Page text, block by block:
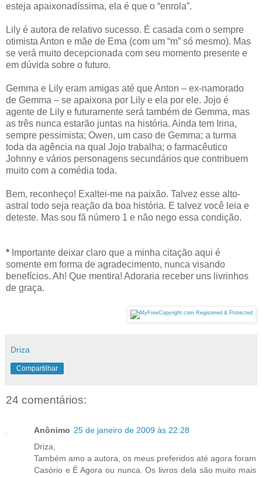
esteja apaixonadíssima, ela é que o “enrola”.
Lily é autora de relativo sucesso. É casada com o sempre
otimista Anton e mãe de Ema (com um “m” só mesmo). Mas
se verá muito decepcionada com seu momento presente e
em dúvida sobre o futuro.
Gemma e Lily eram amigas até que Anton – ex-namorado
de Gemma – se apaixona por Lily e ela por ele. Jojo é
agente de Lily e futuramente será também de Gemma, mas
as três nunca estarão juntas na história. Ainda tem Irina,
sempre pessimista; Owen, um caso de Gemma; a turma
toda da agência na qual Jojo trabalha; o farmacêutico
Johnny e vários personagens secundários que contribuem
muito com a comédia toda.
Bem, reconheço! Exaltei-me na paixão. Talvez esse alto-
astral todo seja reação da boa história. E talvez você leia e
deteste. Mas sou fã número 1 e não nego essa condição.
* Importante deixar claro que a minha citação aqui é
somente em forma de agradecimento, nunca visando
benefícios. Ah! Que mentira! Adoraria receber uns livrinhos
de graça.
Driza
Compartilhar
24 comentários:
Anônimo 25 de janeiro de 2009 às 22:28
Driza,
Também amo a autora, os meus preferidos até agora foram
Casório e É Agora ou nunca. Os livros dela são muito mais